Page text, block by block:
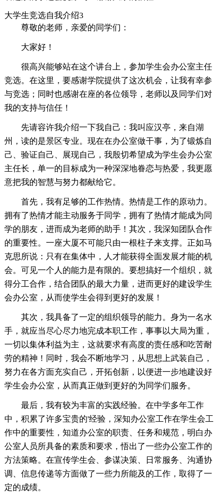
大学生竞选自我介绍3
尊敬的老师，亲爱的同学们：
大家好！
很高兴能够站在这个讲台上，参加学生会办公室主任
竞选。在这里，要感谢学院提供了这次机会，让我有幸参
与竞选；同时也感谢在座的各位领导，老师以及同学们对
我的支持与信任！
先请容许我介绍一下我自己：我叫应汉亭，来自湖
州，读的是景区专业。现在在办公室做干事，为了锻炼自
己、验证自己、展现自己，我殷切希望成为学生会办公室
主任长，单一的目标成为一种深深地眷恋与热爱，我更愿
意把我的智慧与努力都献给它。
首先，我有足够的工作热情。热情是工作的原动力。
拥有了热情才能主动服务于同学，拥有了热情才能成为同
学的朋友，进而成为老师的助手！其次，我深知团队合作
的重要性。一座大厦不可能只由一根柱子来支撑。正如马
克思所说：只有在集体中，人才能获得全面发展才能的机
会。可见一个人的能力是有限的。要想搞好一个组织，就
得分工合作，结合团队的最大力量，进而更好的建设学生
会办公室，从而使学生会得到更好的发展！
其次，我具备了一定的组织领导的能力。身为一名水
手，就应当尽心尽力地完成本职工作，事事以大局为重，
一切以集体利益为主，这就要求有高度的责任感和吃苦耐
劳的精神！同时，我会不断地学习，从思想上武装自己，
努力在各方面充实自己，开拓创新，以便进一步地建设好
学生会办公室，从而真正做到更好的为同学们服务。
最后，我有较为丰富的实践经验。在中学多年工作
中，积累了许多宝贵的'经验，深知办公室工作在学生会工
作中的重要性，知道办公室的职责、任务和规范，明白办
公室人员所具备的素质和要求，悟出了一些办公室工作的
方法策略。在宣传学生会、参谋决策、日常服务、沟通协
调、信息传递等方面做了一些力所能及的工作，取得了一
定的成绩。